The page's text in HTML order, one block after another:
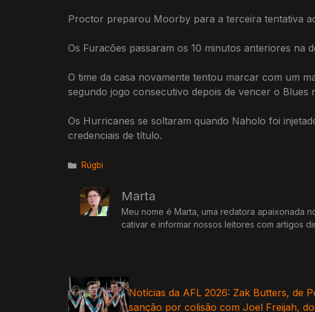
Proctor preparou Moorby para a terceira tentativa
Os Furacões passaram os 10 minutos anteriores na
O time da casa novamente tentou marcar com um
segundo jogo consecutivo depois de vencer o Blues
Os Hurricanes se soltaram quando Naholo foi
credenciais de título.
Categorias
Rúgbi
Marta
Meu nome é Marta, uma redatora apaixonada
cativar e informar nossos leitores com artigos
Notícias da AFL 2026: Zak Butters, de
sanção por colisão com Joel Freijah,